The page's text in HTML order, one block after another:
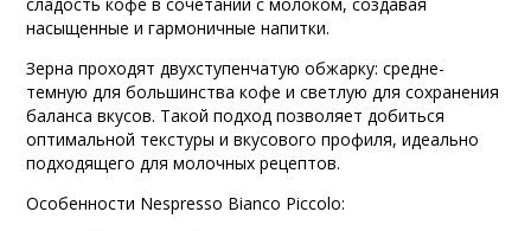
сладость кофе в сочетании с молоком, создавая
насыщенные и гармоничные напитки.
Зерна проходят двухступенчатую обжарку: средне-
темную для большинства кофе и светлую для сохранения
баланса вкусов. Такой подход позволяет добиться
оптимальной текстуры и вкусового профиля, идеально
подходящего для молочных рецептов.
Особенности Nespresso Bianco Piccolo: